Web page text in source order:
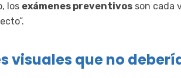
los exámenes preventivos son cada
visuales que no